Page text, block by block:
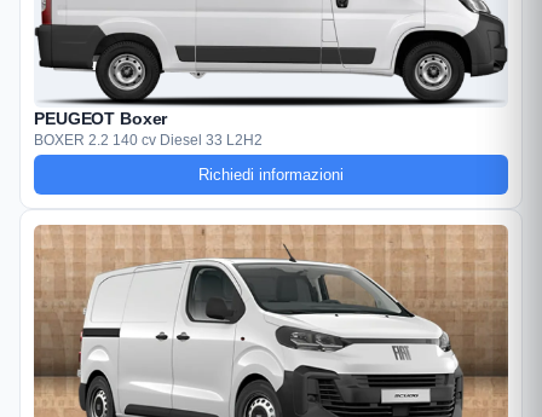
PEUGEOT Boxer
BOXER 2.2 140 cv Diesel 33 L2H2
Richiedi informazioni